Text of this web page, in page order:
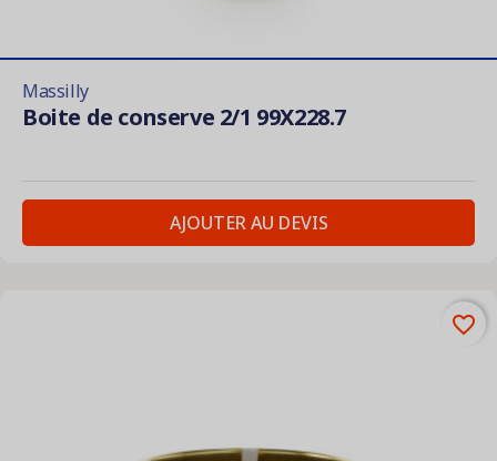
Massilly
Boite de conserve 2/1 99X228.7
AJOUTER AU DEVIS
favorite_border